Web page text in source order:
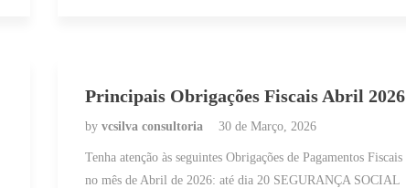
Principais Obrigações Fiscais Abril 2026
by vcsilva consultoria 30 de Março, 2026
Tenha atenção às seguintes Obrigações de Pagamentos Fiscais
no mês de Abril de 2026: até dia 20 SEGURANÇA SOCIAL